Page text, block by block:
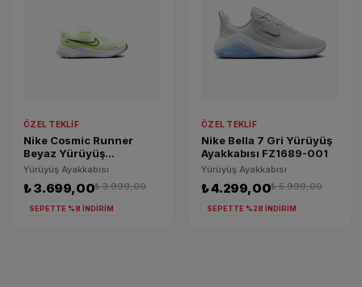
ÖZEL TEKLIF
Nike Cosmic Runner
Beyaz Yürüyüş
Ayakkabısı HM4402-106
Yürüyüş Ayakkabısı
₺ 3.699,00₺ 3.999,00
SEPETTE %8 İNDİRİM
ÖZEL TEKLIF
Nike Bella 7 Gri Yürüyüş
Ayakkabısı FZ1689-001
Yürüyüş Ayakkabısı
₺ 4.299,00₺ 5.999,00
SEPETTE %28 İNDİRİM